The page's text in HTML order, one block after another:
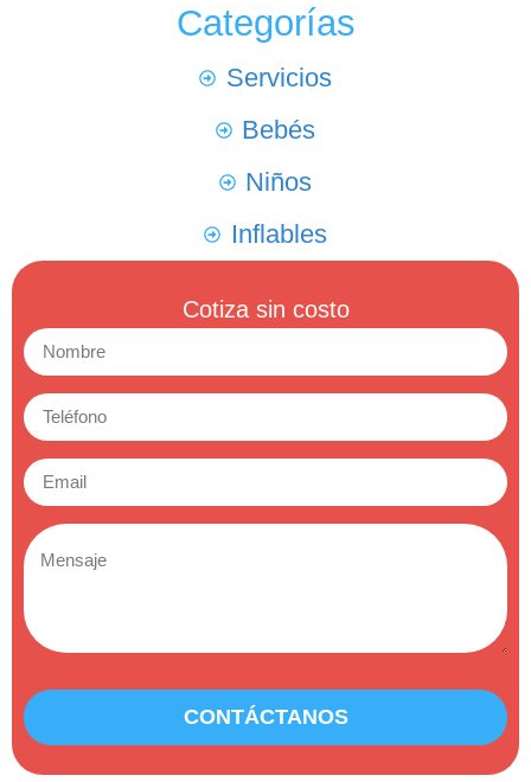
Categorías
Servicios
Bebés
Niños
Inflables
Cotiza sin costo
CONTÁCTANOS